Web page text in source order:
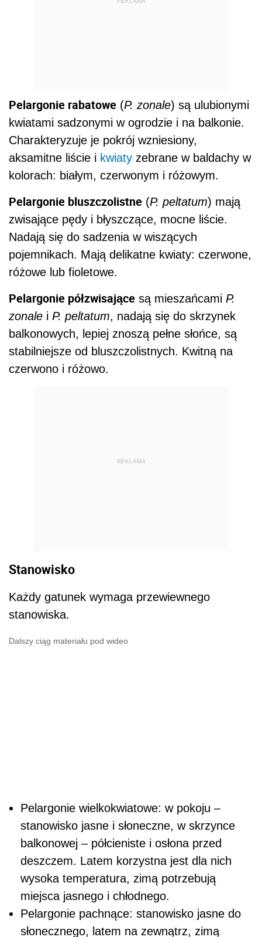
Pelargonie rabatowe (P. zonale) są ulubionymi
kwiatami sadzonymi w ogrodzie i na balkonie.
Charakteryzuje je pokrój wzniesiony,
aksamitne liście i kwiaty zebrane w baldachy w
kolorach: białym, czerwonym i różowym.
Pelargonie bluszczolistne (P. peltatum) mają
zwisające pędy i błyszczące, mocne liście.
Nadają się do sadzenia w wiszących
pojemnikach. Mają delikatne kwiaty: czerwone,
różowe lub fioletowe.
Pelargonie półzwisające są mieszańcami P.
zonale i P. peltatum, nadają się do skrzynek
balkonowych, lepiej znoszą pełne słońce, są
stabilniejsze od bluszczolistnych. Kwitną na
czerwono i różowo.
REKLAMA
Stanowisko
Każdy gatunek wymaga przewiewnego
stanowiska.
Dalszy ciąg materiału pod wideo
Pelargonie wielkokwiatowe: w pokoju –
stanowisko jasne i słoneczne, w skrzynce
balkonowej – półcieniste i osłona przed
deszczem. Latem korzystna jest dla nich
wysoka temperatura, zimą potrzebują
miejsca jasnego i chłodnego.
Pelargonie pachnące: stanowisko jasne do
słonecznego, latem na zewnątrz, zimą